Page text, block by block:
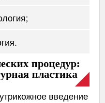
процедур:
пластика
введение